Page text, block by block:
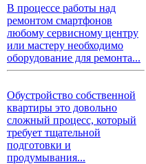
В процессе работы над
ремонтом смартфонов
любому сервисному центру
или мастеру необходимо
оборудование для ремонта...
Обустройство собственной
квартиры это довольно
сложный процесс, который
требует тщательной
подготовки и
продумывания...